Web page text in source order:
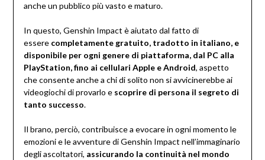
anche un pubblico più vasto e maturo.
In questo, Genshin Impact è aiutato dal fatto di
essere completamente gratuito, tradotto in italiano, e
disponibile per ogni genere di piattaforma, dal PC alla
PlayStation, fino ai cellulari Apple e Android, aspetto
che consente anche a chi di solito non si avvicinerebbe ai
videogiochi di provarlo e scoprire di persona il segreto di
tanto successo.
Il brano, perciò, contribuisce a evocare in ogni momento le
emozioni e le avventure di Genshin Impact nell’immaginario
degli ascoltatori, assicurando la continuità nel mondo